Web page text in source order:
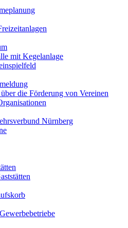
mit Kegelanlage
die Förderung von Vereinen
Nürnberg